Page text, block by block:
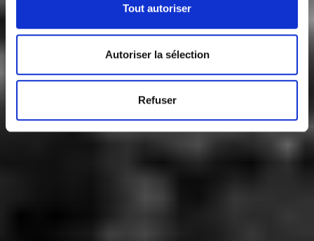
Tout autoriser
Autoriser la sélection
Refuser